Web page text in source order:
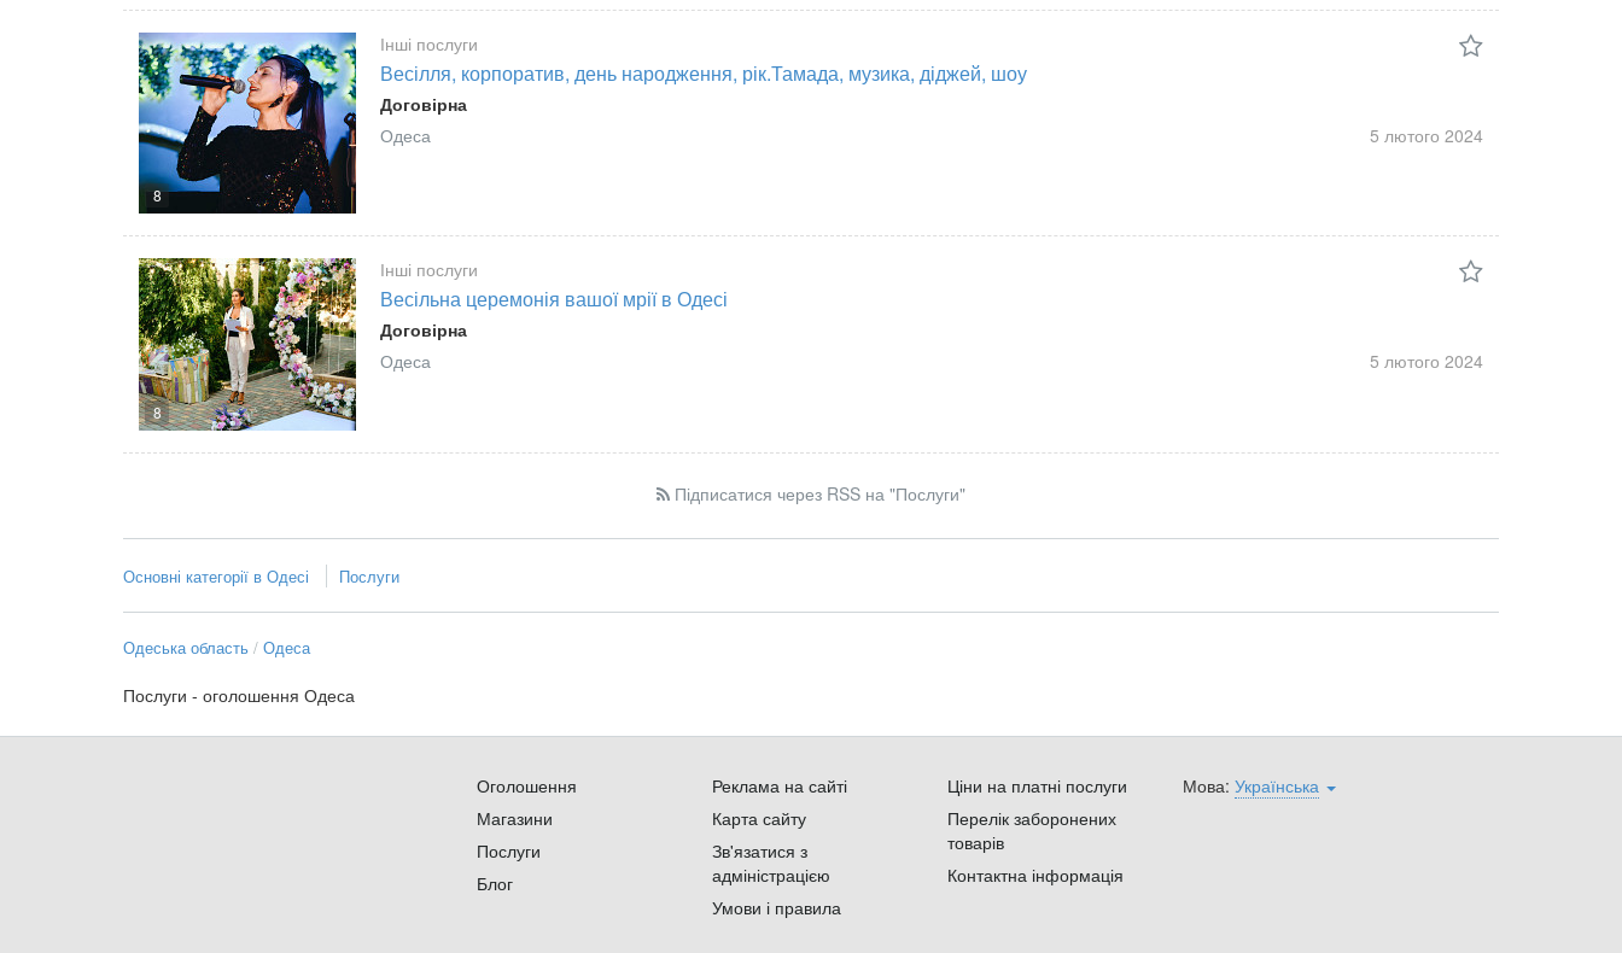
8
Інші послуги
Весілля, корпоратив, день народження, рік.Тамада, музика, діджей, шоу
Договірна
Одеса
5 лютого 2024
8
Інші послуги
Весільна церемонія вашої мрії в Одесі
Договірна
Одеса
5 лютого 2024
Підписатися через RSS на "Послуги"
Основні категорії в Одесі Послуги
Одеська область Одеса
Послуги - оголошення Одеса
Оголошення
Магазини
Послуги
Блог
Реклама на сайті
Карта сайту
Зв'язатися з
адміністрацією
Умови і правила
Ціни на платні послуги
Перелік заборонених
товарів
Контактна інформація
Мова: Українська